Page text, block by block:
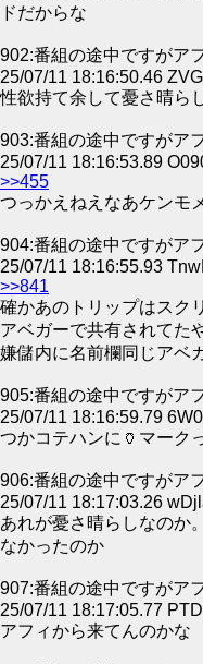
ドだからな
902:番組の途中ですがア
25/07/11 18:16:50.46
性欲持て余して憂さ晴ら
903:番組の途中ですがア
25/07/11 18:16:53.89
>>455
つっかえねえなあケンモ
904:番組の途中ですがア
25/07/11 18:16:55.93
>>841
確かあのトリップはスク
アベガーで共有されてた
嫌儲内に名前欄同じアベ
905:番組の途中ですがア
25/07/11 18:16:59.79
つかコテハンに🏺マーク
906:番組の途中ですがア
25/07/11 18:17:03.26
あれが憂さ晴らしなのか
なかったのか
907:番組の途中ですがア
25/07/11 18:17:05.77
アフィから来てんのかな